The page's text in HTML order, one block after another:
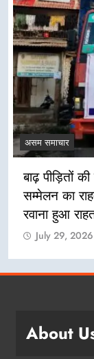
असम समाचार
बाढ़ पीड़ितों
सम्मेलन का
रवाना हुआ
July 29, 2026
About